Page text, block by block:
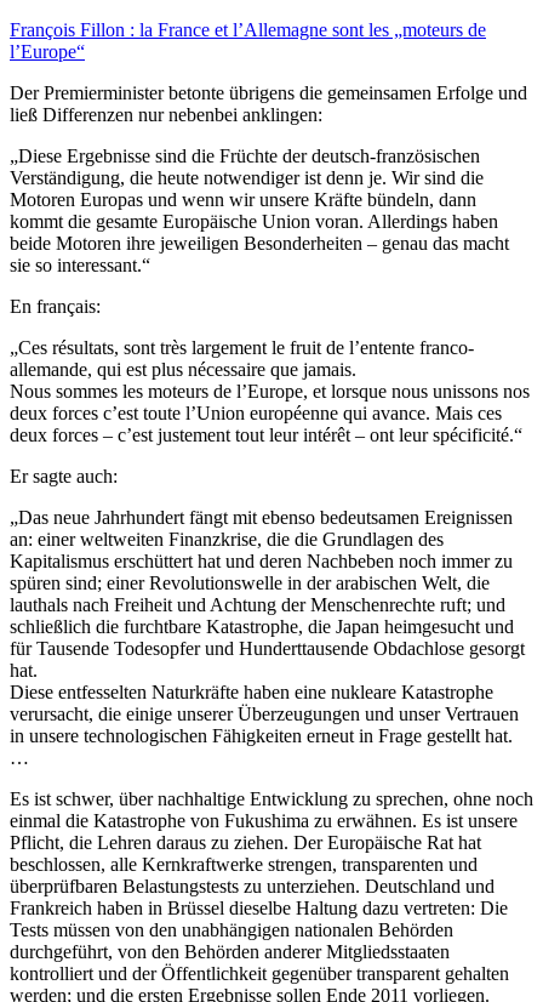
François Fillon : la France et l’Allemagne sont les „moteurs de
l’Europe“
Der Premierminister betonte übrigens die gemeinsamen Erfolge und
ließ Differenzen nur nebenbei anklingen:
„Diese Ergebnisse sind die Früchte der deutsch-französischen
Verständigung, die heute notwendiger ist denn je. Wir sind die
Motoren Europas und wenn wir unsere Kräfte bündeln, dann
kommt die gesamte Europäische Union voran. Allerdings haben
beide Motoren ihre jeweiligen Besonderheiten – genau das macht
sie so interessant.“
En français:
„Ces résultats, sont très largement le fruit de l’entente franco-
allemande, qui est plus nécessaire que jamais.
Nous sommes les moteurs de l’Europe, et lorsque nous unissons nos
deux forces c’est toute l’Union européenne qui avance. Mais ces
deux forces – c’est justement tout leur intérêt – ont leur spécificité.“
Er sagte auch:
„Das neue Jahrhundert fängt mit ebenso bedeutsamen Ereignissen
an: einer weltweiten Finanzkrise, die die Grundlagen des
Kapitalismus erschüttert hat und deren Nachbeben noch immer zu
spüren sind; einer Revolutionswelle in der arabischen Welt, die
lauthals nach Freiheit und Achtung der Menschenrechte ruft; und
schließlich die furchtbare Katastrophe, die Japan heimgesucht und
für Tausende Todesopfer und Hunderttausende Obdachlose gesorgt
hat.
Diese entfesselten Naturkräfte haben eine nukleare Katastrophe
verursacht, die einige unserer Überzeugungen und unser Vertrauen
in unsere technologischen Fähigkeiten erneut in Frage gestellt hat.
…
Es ist schwer, über nachhaltige Entwicklung zu sprechen, ohne noch
einmal die Katastrophe von Fukushima zu erwähnen. Es ist unsere
Pflicht, die Lehren daraus zu ziehen. Der Europäische Rat hat
beschlossen, alle Kernkraftwerke strengen, transparenten und
überprüfbaren Belastungstests zu unterziehen. Deutschland und
Frankreich haben in Brüssel dieselbe Haltung dazu vertreten: Die
Tests müssen von den unabhängigen nationalen Behörden
durchgeführt, von den Behörden anderer Mitgliedsstaaten
kontrolliert und der Öffentlichkeit gegenüber transparent gehalten
werden; und die ersten Ergebnisse sollen Ende 2011 vorliegen.